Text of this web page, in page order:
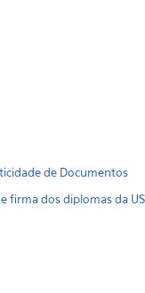
de Documentos
firma dos diplomas da